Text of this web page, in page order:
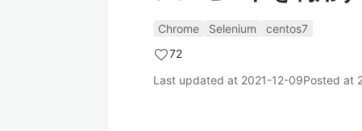
Chrome Selenium
centos7
72
Last updated at 2021-12-09Posted at